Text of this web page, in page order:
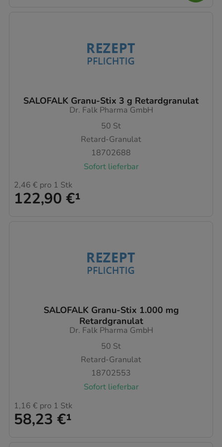
SALOFALK Granu-Stix 3 g Retardgranulat
Dr. Falk Pharma GmbH
50 St
Retard-Granulat
18702688
Sofort lieferbar
122,90 €¹
2,46 € pro 1 Stk
SALOFALK Granu-Stix 1.000 mg
Retardgranulat
Dr. Falk Pharma GmbH
50 St
Retard-Granulat
18702553
Sofort lieferbar
58,23 €¹
1,16 € pro 1 Stk